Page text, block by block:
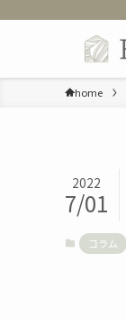
home
2022
7/01
コラム